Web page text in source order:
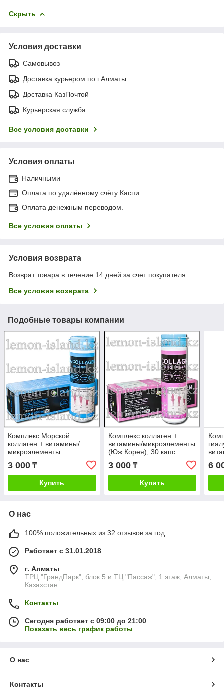
Скрыть
Условия доставки
Самовывоз
Доставка курьером по г.Алматы.
Доставка КазПочтой
Курьерская служба
Все условия доставки
Условия оплаты
Наличными
Оплата по удалённому счёту Каспи.
Оплата денежным переводом.
Все условия оплаты
Условия возврата
Возврат товара в течение 14 дней за счет покупателя
Все условия возврата
Подобные товары компании
Комплекс Морской
коллаген + витамины/
микроэлементы
(Юж.Корея), 30 капс.
3 000 ₸
Купить
Комплекс коллаген +
витамины/микроэлементы
(Юж.Корея), 30 капс.
3 000₸
Купить
6
О нас
100% положительных из 32 отзывов за год
Работает с 31.01.2018
г. Алматы
ТРЦ "ГрандПарк", блок 5 и ТЦ "Пассаж", 1 этаж, Алматы,
Казахстан
Контакты
Сегодня работает с 09:00 до 21:00
Показать весь график работы
О нас
Контакты